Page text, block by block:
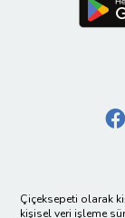
Çiçeksepeti olarak
kişisel veri işleme